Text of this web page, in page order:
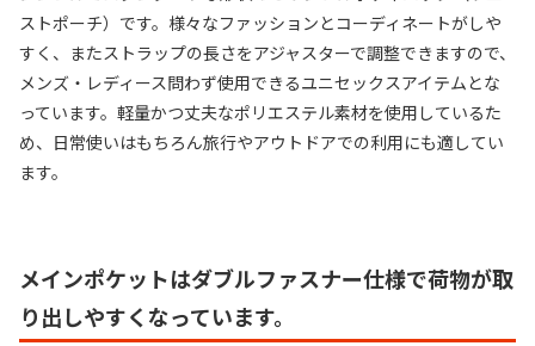
ストポーチ）です。様々なファッションとコーディネートがしや
すく、またストラップの長さをアジャスターで調整できますので、
メンズ・レディース問わず使用できるユニセックスアイテムとな
っています。軽量かつ丈夫なポリエステル素材を使用しているた
め、日常使いはもちろん旅行やアウトドアでの利用にも適してい
ます。
メインポケットはダブルファスナー仕様で荷物が取
り出しやすくなっています。